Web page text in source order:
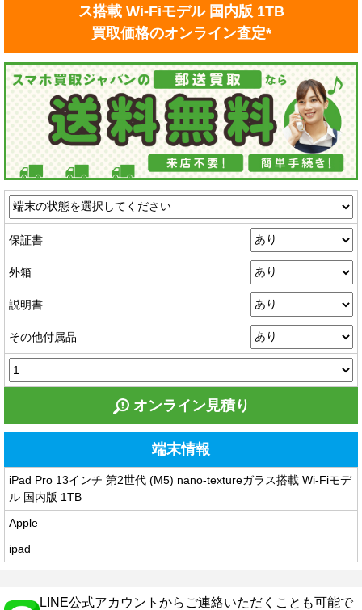
ス搭載 Wi-Fiモデル 国内版 1TB
買取価格のオンライン査定*
保証書
外箱
説明書
その他付属品
オンライン見積り
端末情報
iPad Pro 13インチ 第2世代 (M5) nano-textureガラス搭載 Wi-Fiモデ
ル 国内版 1TB
Apple
ipad
LINE公式アカウントからご連絡いただくことも可能で